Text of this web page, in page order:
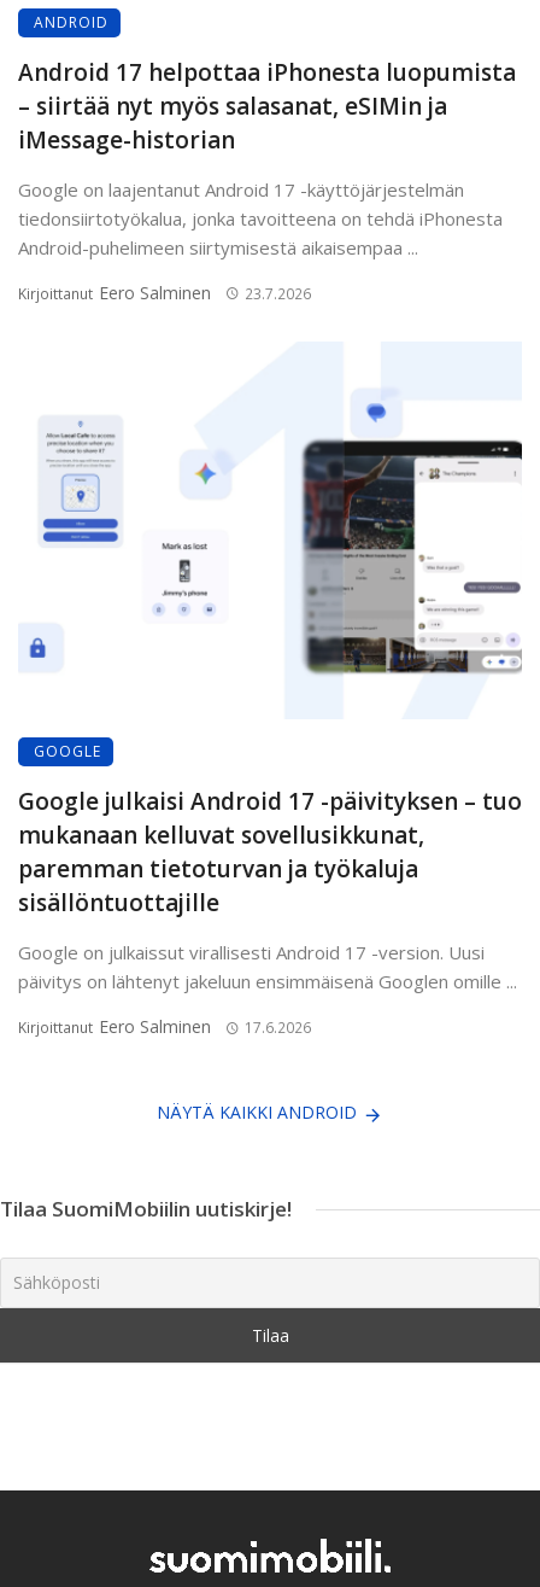
ANDROID
Android 17 helpottaa iPhonesta luopumista
– siirtää nyt myös salasanat, eSIMin ja
iMessage-historian
Google on laajentanut Android 17 -käyttöjärjestelmän
tiedonsiirtotyökalua, jonka tavoitteena on tehdä iPhonesta
Android-puhelimeen siirtymisestä aikaisempaa ...
Kirjoittanut Eero Salminen 23.7.2026
GOOGLE
Google julkaisi Android 17 -päivityksen – tuo
mukanaan kelluvat sovellusikkunat,
paremman tietoturvan ja työkaluja
sisällöntuottajille
Google on julkaissut virallisesti Android 17 -version. Uusi
päivitys on lähtenyt jakeluun ensimmäisenä Googlen omille ...
Kirjoittanut Eero Salminen 17.6.2026
NÄYTÄ KAIKKI ANDROID
Tilaa SuomiMobiilin uutiskirje!